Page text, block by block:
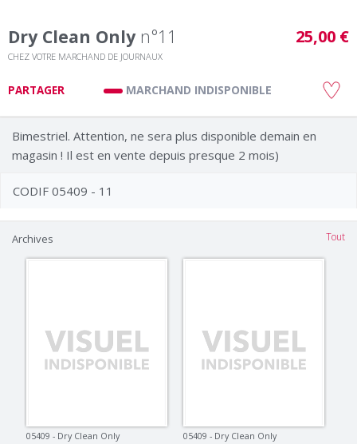
Dry Clean Only n°11
CHEZ VOTRE MARCHAND DE JOURNAUX
25,00 €
PARTAGER MARCHAND INDISPONIBLE
Bimestriel. Attention, ne sera plus disponible demain en
magasin ! Il est en vente depuis presque 2 mois)
CODIF 05409 - 11
Archives Tout
05409 - Dry Clean Only 05409 - Dry Clean Only